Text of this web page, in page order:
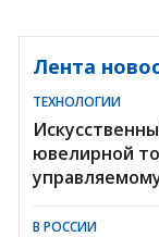
Лента
ТЕХНОЛОГИИ
ювелирной
В РОССИИ